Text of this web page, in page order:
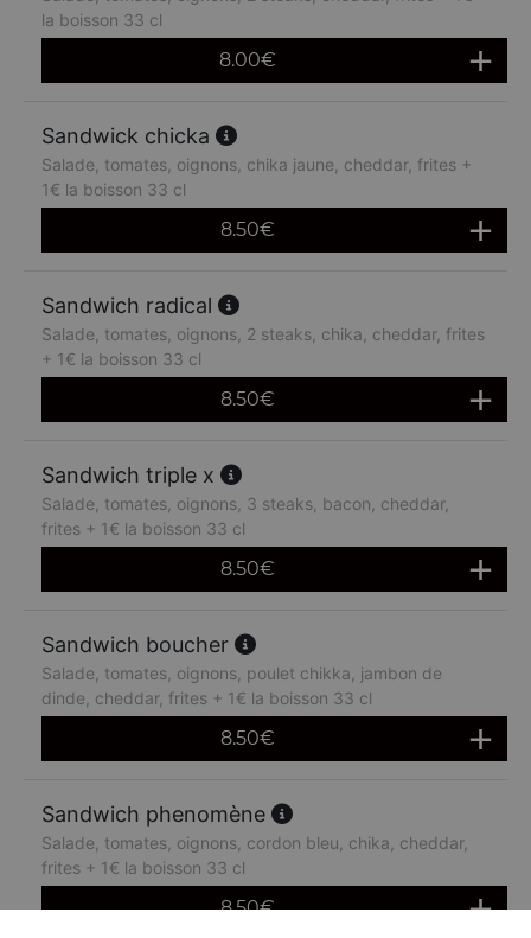
la boisson 33 cl
8.00€
Sandwick chicka
Salade, tomates, oignons, chika jaune, cheddar, frites +
1€ la boisson 33 cl
8.50€
Sandwich radical
Salade, tomates, oignons, 2 steaks, chika, cheddar, frites
+ 1€ la boisson 33 cl
8.50€
Sandwich triple x
Salade, tomates, oignons, 3 steaks, bacon, cheddar,
frites + 1€ la boisson 33 cl
8.50€
Sandwich boucher
Salade, tomates, oignons, poulet chikka, jambon de
dinde, cheddar, frites + 1€ la boisson 33 cl
8.50€
Sandwich phenomène
Salade, tomates, oignons, cordon bleu, chika, cheddar,
frites + 1€ la boisson 33 cl
8.50€